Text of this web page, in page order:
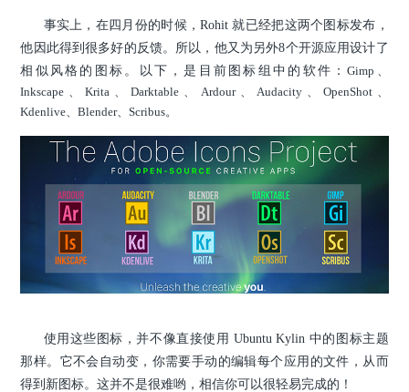
事实上，在四月份的时候，Rohit 就已经把这两个图标发布，
他因此得到很多好的反馈。所以，他又为另外8个开源应用设计了
相似风格的图标。以下，是目前图标组中的软件：Gimp、
Inkscape、Krita、Darktable、Ardour、Audacity、OpenShot、
Kdenlive、Blender、Scribus。
使用这些图标，并不像直接使用 Ubuntu Kylin 中的图标主题
那样。它不会自动变，你需要手动的编辑每个应用的文件，从而
得到新图标。这并不是很难哟，相信你可以很轻易完成的！